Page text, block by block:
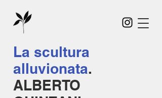
La scultura
alluvionata.
ALBERTO